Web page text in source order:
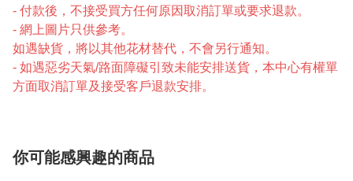
- 付款後，不接受買方任何原因取消訂單或要求退款。
- 網上圖片只供參考。
如遇缺貨，將以其他花材替代，不會另行通知。
- 如遇惡劣天氣/路面障礙引致未能安排送貨，本中心有權單
方面取消訂單及接受客戶退款安排。
你可能感興趣的商品